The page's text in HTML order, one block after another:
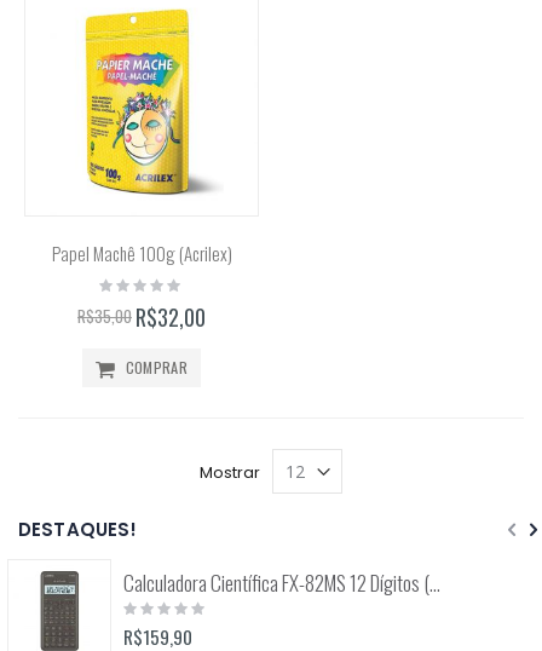
Papel Machê 100g (Acrilex)
Rating:
0%
R$35,00 R$32,00
COMPRAR
Mostrar
DESTAQUES!
Calculadora Científica FX-82MS 12 Dígitos (Casio)
Rating:
0%
R$159,90